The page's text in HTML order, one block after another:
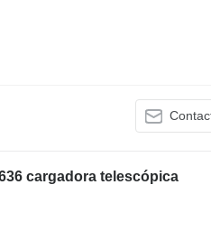
cargadora telescópica